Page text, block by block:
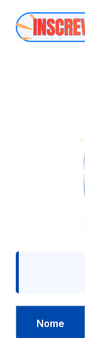
Nome